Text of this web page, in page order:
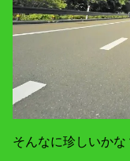
そんなに珍しいかな